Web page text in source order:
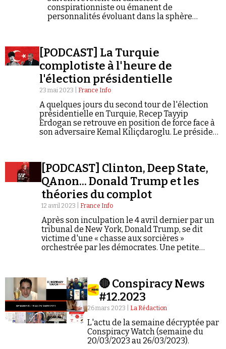
conspirationniste ou émanent de
personnalités évoluant dans la sphère
[PODCAST] La Turquie
complotiste à l'heure de
l'élection présidentielle
23 mai 2023 | France Info
A quelques jours du second tour de l'élection
présidentielle en Turquie, Recep Tayyip
Erdogan se retrouve en position de force face à
son adversaire Kemal Kiliçdaroglu. Le président
[PODCAST] Clinton, Deep State,
QAnon... Donald Trump et les
théories du complot
12 avril 2023 | France Info
Après son inculpation le 4 avril dernier par un
tribunal de New York, Donald Trump, se dit
victime d'une « chasse aux sorcières »
orchestrée par les démocrates. Une petite
🔴 Conspiracy News
#12.2023
26 mars 2023 | La Rédaction
L'actu de la semaine décryptée par
Conspiracy Watch (semaine du
20/03/2023 au 26/03/2023).